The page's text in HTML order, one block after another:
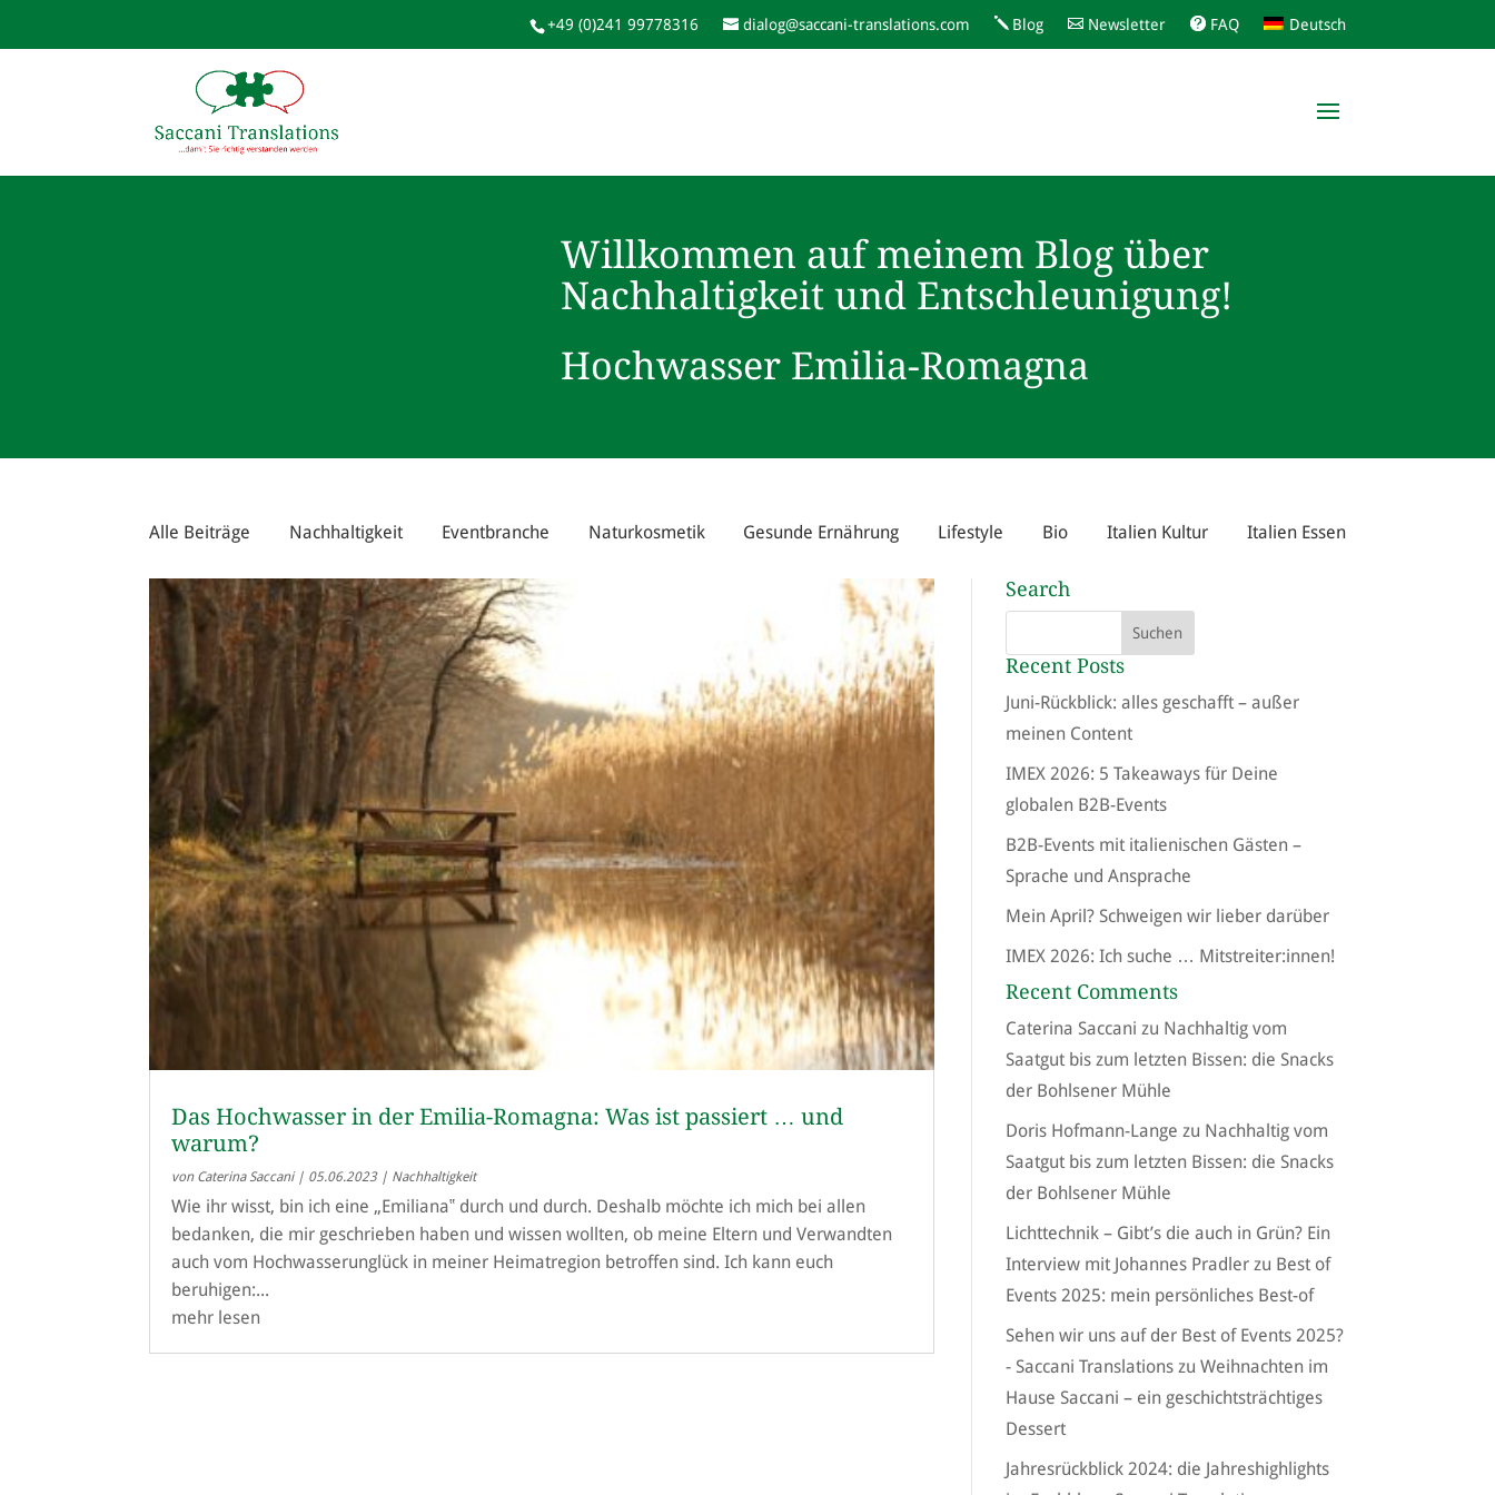
+49 (0)241 99778316 dialog@saccani-translations.com Blog Newsletter FAQ Deutsch
Willkommen auf meinem Blog über
Nachhaltigkeit und Entschleunigung!
Hochwasser Emilia-Romagna
Alle Beiträge Nachhaltigkeit Eventbranche Naturkosmetik Gesunde Ernährung Lifestyle Bio Italien Kultur Italien Essen
Das Hochwasser in der Emilia-Romagna: Was ist passiert … und
warum?
von Caterina Saccani| 05.06.2023| Nachhaltigkeit
Wie ihr wisst, bin ich eine „Emiliana‟ durch und durch. Deshalb möchte ich mich bei allen
bedanken, die mir geschrieben haben und wissen wollten, ob meine Eltern und Verwandten
auch vom Hochwasserunglück in meiner Heimatregion betroffen sind. Ich kann euch
beruhigen:...
mehr lesen
Search
Recent Posts
Juni-Rückblick: alles geschafft – außer
meinen Content
IMEX 2026: 5 Takeaways für Deine
globalen B2B-Events
B2B-Events mit italienischen Gästen –
Sprache und Ansprache
Mein April? Schweigen wir lieber darüber
IMEX 2026: Ich suche … Mitstreiter:innen!
Recent Comments
Caterina Saccani zu Nachhaltig vom
Saatgut bis zum letzten Bissen: die Snacks
der Bohlsener Mühle
Doris Hofmann-Lange zu Nachhaltig vom
Saatgut bis zum letzten Bissen: die Snacks
der Bohlsener Mühle
Lichttechnik – Gibt’s die auch in Grün? Ein
Interview mit Johannes Pradlerzu Best of
Events 2025: mein persönliches Best-of
Sehen wir uns auf der Best of Events 2025?
- Saccani Translationszu Weihnachten im
Hause Saccani – ein geschichtsträchtiges
Dessert
Jahresrückblick 2024: die Jahreshighlights